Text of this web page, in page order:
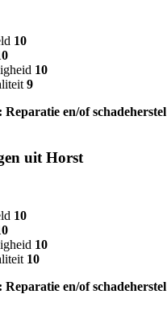
10
10
9
Reparatie en/of schadeherstel
uit Horst
10
10
10
Reparatie en/of schadeherstel